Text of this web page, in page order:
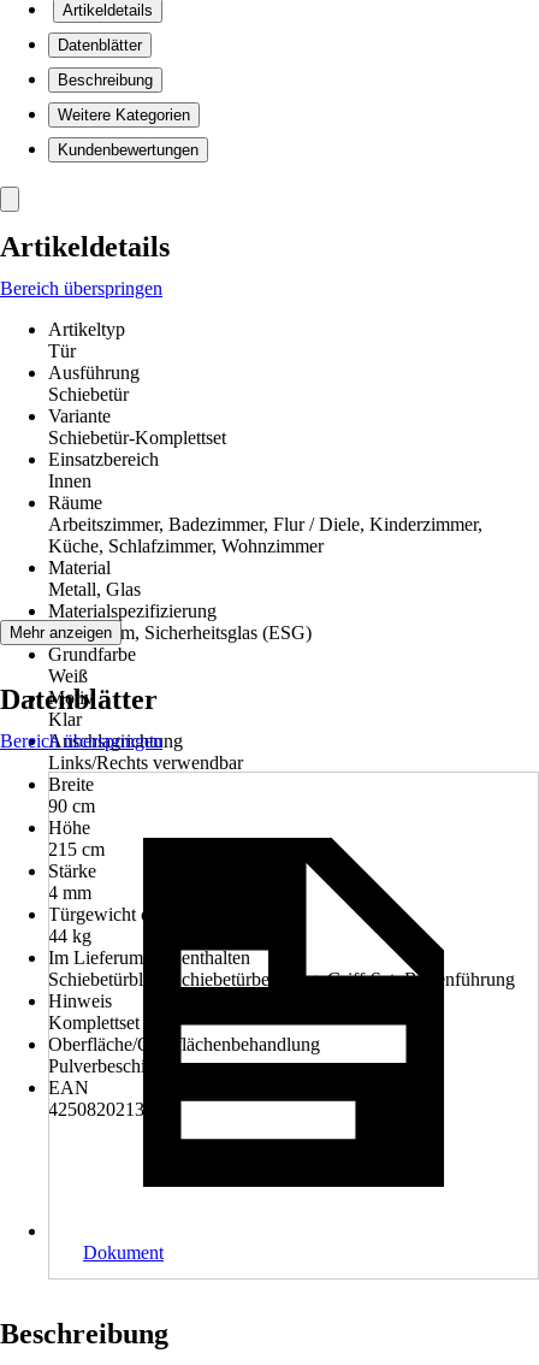
Artikeldetails
Datenblätter
Beschreibung
Weitere Kategorien
Kundenbewertungen
Artikeldetails
Bereich überspringen
Artikeltyp
Tür
Ausführung
Schiebetür
Variante
Schiebetür-Komplettset
Einsatzbereich
Innen
Räume
Arbeitszimmer, Badezimmer, Flur / Diele, Kinderzimmer,
Küche, Schlafzimmer, Wohnzimmer
Material
Metall, Glas
Materialspezifizierung
Aluminium, Sicherheitsglas (ESG)
Grundfarbe
Weiß
Motiv
Klar
Anschlagrichtung
Links/Rechts verwendbar
Breite
90 cm
Höhe
215 cm
Stärke
4 mm
Türgewicht ca.
44 kg
Im Lieferumfang enthalten
Schiebetürblatt, Schiebetürbeschlag, Griff-Set, Bodenführung
Hinweis
Komplettset
Oberfläche/Oberflächenbehandlung
Pulverbeschichtet
EAN
4250820213470
Mehr anzeigen
Datenblätter
Bereich überspringen
Dokument
Beschreibung